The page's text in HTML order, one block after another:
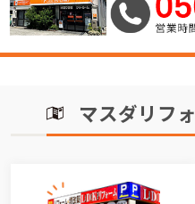
マスダリフ